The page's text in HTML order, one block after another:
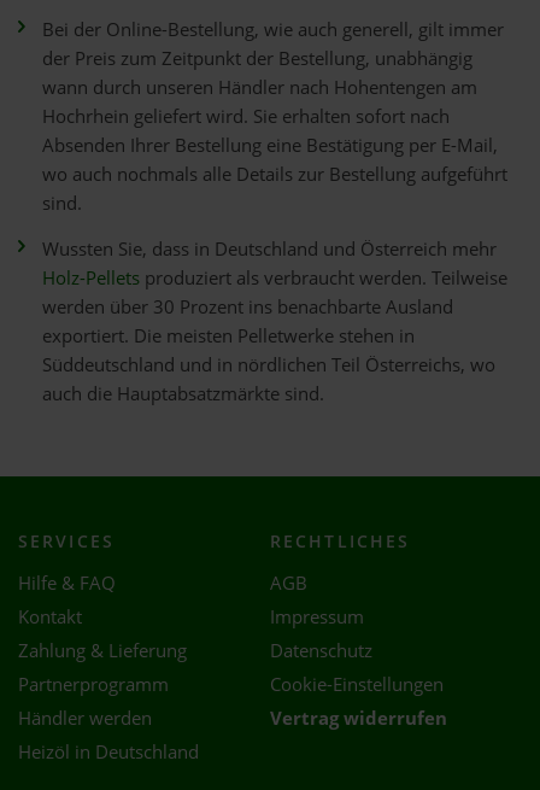
Bei der Online-Bestellung, wie auch generell, gilt immer
der Preis zum Zeitpunkt der Bestellung, unabhängig
wann durch unseren Händler nach Hohentengen am
Hochrhein geliefert wird. Sie erhalten sofort nach
Absenden Ihrer Bestellung eine Bestätigung per E-Mail,
wo auch nochmals alle Details zur Bestellung aufgeführt
sind.
Wussten Sie, dass in Deutschland und Österreich mehr
Holz-Pellets produziert als verbraucht werden. Teilweise
werden über 30 Prozent ins benachbarte Ausland
exportiert. Die meisten Pelletwerke stehen in
Süddeutschland und in nördlichen Teil Österreichs, wo
auch die Hauptabsatzmärkte sind.
SERVICES
Hilfe & FAQ
Kontakt
Zahlung & Lieferung
Partnerprogramm
Händler werden
Heizöl in Deutschland
RECHTLICHES
AGB
Impressum
Datenschutz
Cookie-Einstellungen
Vertrag widerrufen